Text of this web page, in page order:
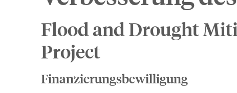
Flood and Drought
Project
Finanzierungsbewilligung